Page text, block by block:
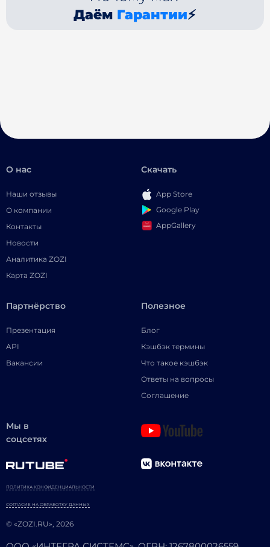
Даём Гарантии⚡
О нас
Наши отзывы
О компании
Контакты
Новости
Аналитика ZOZI
Карта ZOZI
Скачать
App Store
Google Play
AppGallery
Партнёрство
Презентация
API
Вакансии
Полезное
Блог
Кэшбэк термины
Что такое кэшбэк
Ответы на вопросы
Соглашение
Мы в
соцсетях
© «ZOZI.RU», 2026
ПОЛИТИКА КОНФИДЕНЦИАЛЬНОСТИ
СОГЛАСИЕ НА ОБРАБОТКУ ДАННЫХ